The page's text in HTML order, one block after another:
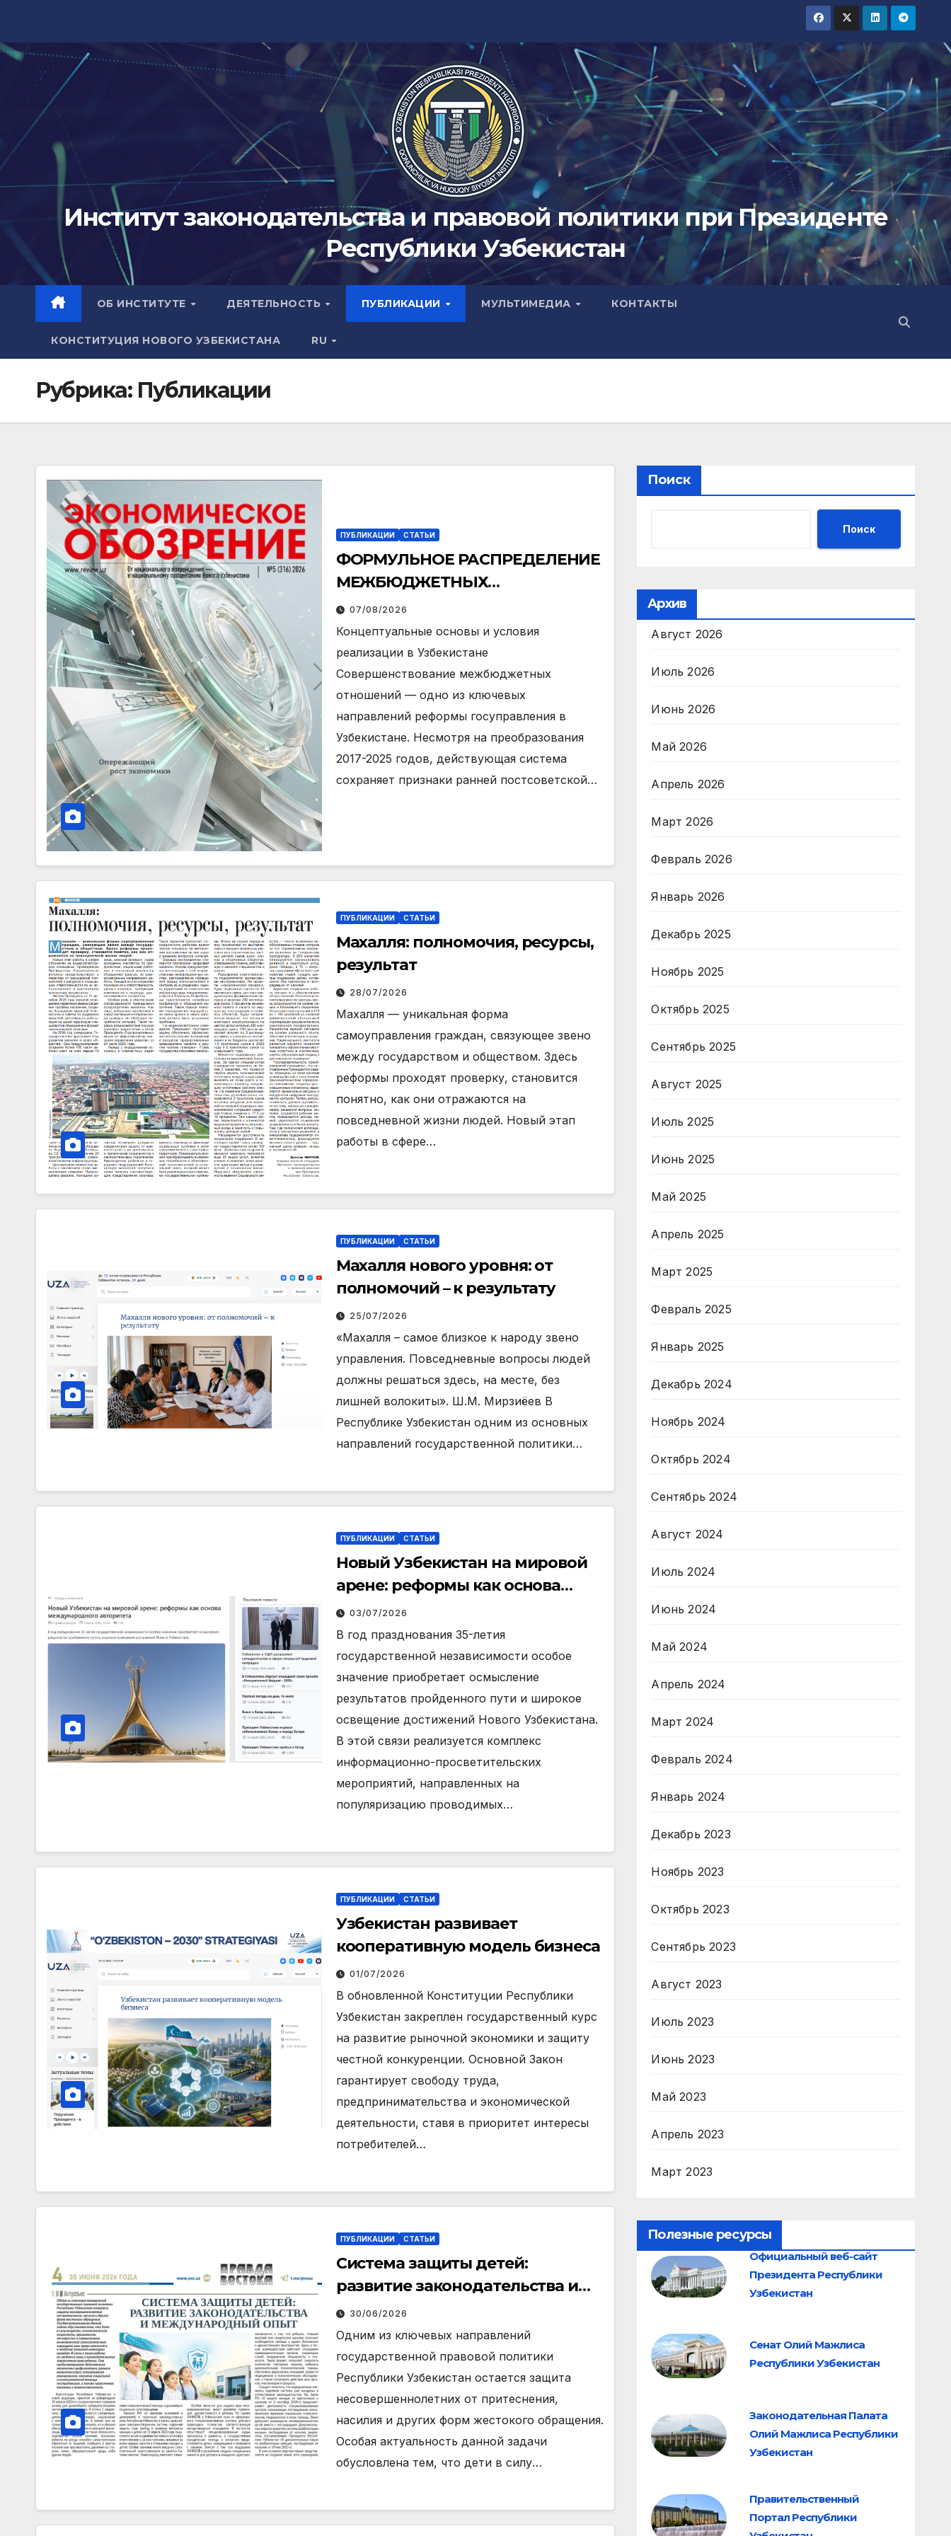
содержимому
Институт законодательства и правовой политики при Президенте
Республики Узбекистан
ОБ ИНСТИТУТЕ ДЕЯТЕЛЬНОСТЬ ПУБЛИКАЦИИ МУЛЬТИМЕДИА КОНТАКТЫ
КОНСТИТУЦИЯ НОВОГО УЗБЕКИСТАНА RU
Рубрика: Публикации
ПУБЛИКАЦИИ СТАТЬИ
ФОРМУЛЬНОЕ РАСПРЕДЕЛЕНИЕ
МЕЖБЮДЖЕТНЫХ
ТРАНСФЕРТОВ
07/08/2026
Концептуальные основы и условия
реализации в Узбекистане
Совершенствование межбюджетных
отношений — одно из ключевых
направлений реформы госуправления в
Узбекистане. Несмотря на преобразования
2017-2025 годов, действующая система
сохраняет признаки ранней постсоветской…
ПУБЛИКАЦИИ СТАТЬИ
Махалля:полномочия, ресурсы,
результат
28/07/2026
Махалля — уникальная форма
самоуправления граждан, связующее звено
между государством и обществом. Здесь
реформы проходят проверку, становится
понятно, как они отражаются на
повседневной жизни людей. Новый этап
работы в сфере…
ПУБЛИКАЦИИ СТАТЬИ
Махалля нового уровня: от
полномочий – к результату
25/07/2026
«Махалля – самое близкое к народу звено
управления. Повседневные вопросы людей
должны решаться здесь, на месте, без
лишней волокиты». Ш.М. Мирзиёев В
Республике Узбекистан одним из основных
направлений государственной политики…
ПУБЛИКАЦИИ СТАТЬИ
Новый Узбекистан на мировой
арене: реформы как основа
международного авторитета
03/07/2026
В год празднования 35-летия
государственной независимости особое
значение приобретает осмысление
результатов пройденного пути и широкое
освещение достижений Нового Узбекистана.
В этой связи реализуется комплекс
информационно-просветительских
мероприятий, направленных на
популяризацию проводимых…
ПУБЛИКАЦИИ СТАТЬИ
Узбекистан развивает
кооперативную модель бизнеса
01/07/2026
В обновленной Конституции Республики
Узбекистан закреплен государственный курс
на развитие рыночной экономики и защиту
честной конкуренции. Основной Закон
гарантирует свободу труда,
предпринимательства и экономической
деятельности, ставя в приоритет интересы
потребителей…
ПУБЛИКАЦИИ СТАТЬИ
Система защиты детей:
развитие законодательства и
международный опыт
30/06/2026
Одним из ключевых направлений
государственной правовой политики
Республики Узбекистан остается защита
несовершеннолетних от притеснения,
насилия и других форм жестокого обращения.
Особая актуальность данной задачи
обусловлена тем, что дети в силу…
Поиск
Поиск
Архив
Август 2026
Июль 2026
Июнь 2026
Май 2026
Апрель 2026
Март 2026
Февраль 2026
Январь 2026
Декабрь 2025
Ноябрь 2025
Октябрь 2025
Сентябрь 2025
Август 2025
Июль 2025
Июнь 2025
Май 2025
Апрель 2025
Март 2025
Февраль 2025
Январь 2025
Декабрь 2024
Ноябрь 2024
Октябрь 2024
Сентябрь 2024
Август 2024
Июль 2024
Июнь 2024
Май 2024
Апрель 2024
Март 2024
Февраль 2024
Январь 2024
Декабрь 2023
Ноябрь 2023
Октябрь 2023
Сентябрь 2023
Август 2023
Июль 2023
Июнь 2023
Май 2023
Апрель 2023
Март 2023
Полезные ресурсы
Официальный веб-сайт
Президента Республики
Узбекистан
Сенат Олий Мажлиса
Республики Узбекистан
Законодательная Палата
Олий Мажлиса Республики
Узбекистан
Правительственный
Портал Республики